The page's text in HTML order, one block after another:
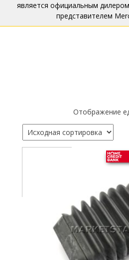
является официальным
представителем
Отображение